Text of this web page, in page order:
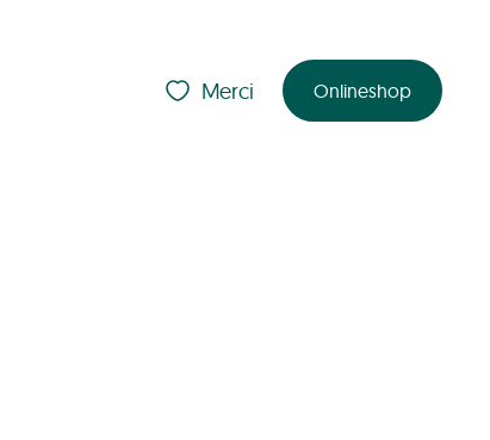
Merci Onlineshop